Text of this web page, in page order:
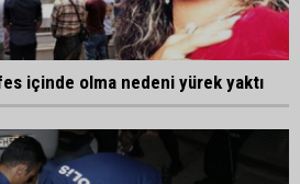
içinde olma nedeni yürek yaktı